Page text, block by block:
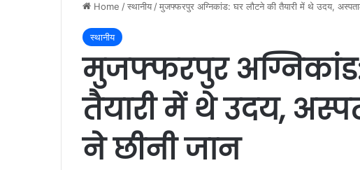
Home /स्थानीय /मुजफ्फरपुर अग्निकांड: घर लौटने की तैयारी में थे उदय,
स्थानीय
मुजफ्फरपुर
तैयारी में थे उदय,
ने छीनी जान